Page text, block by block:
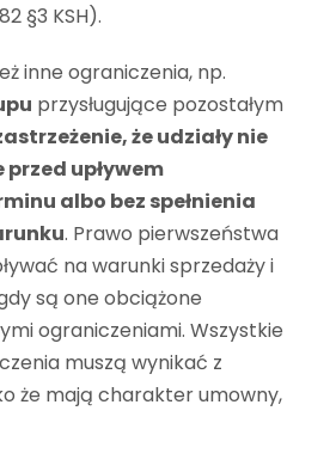
§3 KSH).
inne ograniczenia, np.
przysługujące pozostałym
że udziały nie
upływem
albo bez spełnienia
. Prawo pierwszeństwa
na warunki sprzedaży i
są one obciążone
ograniczeniami. Wszystkie
muszą wynikać z
że mają charakter umowny,